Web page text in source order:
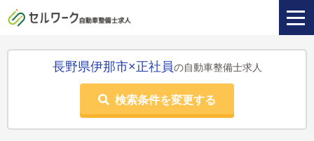
長野県伊那市×正社員の自動車整備士求人
検索条件を変更する